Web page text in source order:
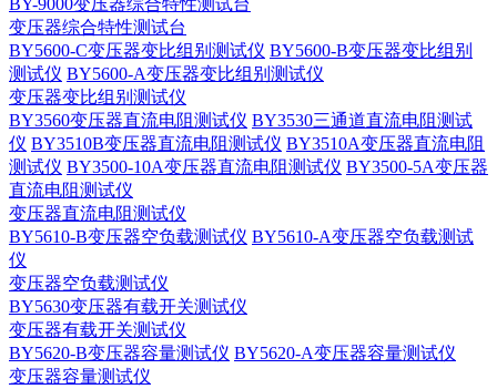
BY-9000变压器综合特性测试台
变压器综合特性测试台
BY5600-C变压器变比组别测试仪 BY5600-B变压器变比组别
测试仪 BY5600-A变压器变比组别测试仪
变压器变比组别测试仪
BY3560变压器直流电阻测试仪 BY3530三通道直流电阻测试
仪 BY3510B变压器直流电阻测试仪 BY3510A变压器直流电阻
测试仪 BY3500-10A变压器直流电阻测试仪 BY3500-5A变压器
直流电阻测试仪
变压器直流电阻测试仪
BY5610-B变压器空负载测试仪 BY5610-A变压器空负载测试
仪
变压器空负载测试仪
BY5630变压器有载开关测试仪
变压器有载开关测试仪
BY5620-B变压器容量测试仪 BY5620-A变压器容量测试仪
变压器容量测试仪